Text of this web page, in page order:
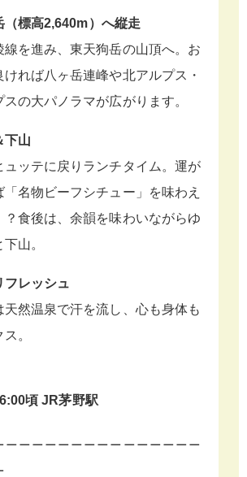
（標高2,640m）へ縦走
線を進み、東天狗岳の山頂へ。お
ければ八ヶ岳連峰や北アルプス・
の大パノラマが広がります。
下山
ュッテに戻りランチタイム。運が
「名物ビーフシチュー」を味わえ
？食後は、余韻を味わいながらゆ
山。
フレッシュ
天然温泉で汗を流し、心も身体も
。
頃 JR茅野駅